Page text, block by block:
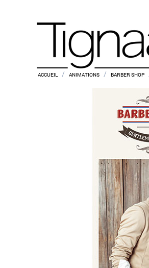
ACCUEIL / ANIMATIONS / BARBER SHOP